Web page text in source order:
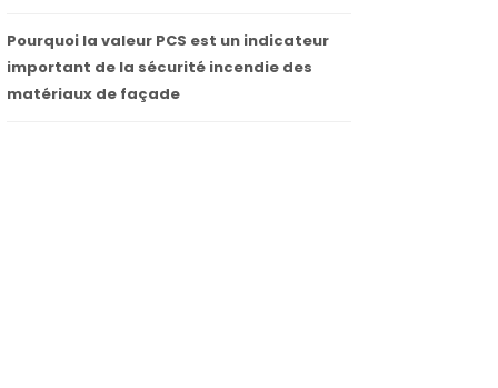
Pourquoi la valeur PCS est un indicateur
important de la sécurité incendie des
matériaux de façade